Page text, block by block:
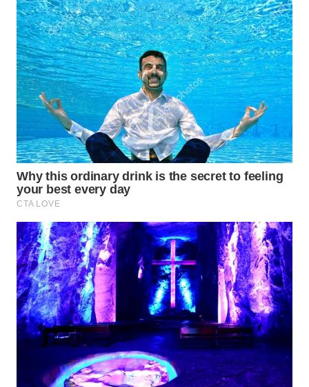
Wahana
Media
Group
WAHANA
NEWS
WAHANA
TANI
WAHANA
ADVOKAT
WAHANA
INFRASTRUKTUR
WAHANA
KONSUMEN
WAHANA
LISTRIK
WAHANA